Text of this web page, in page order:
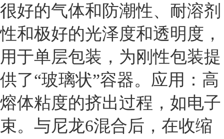
很好的气体和防潮性、耐溶剂
性和极好的光泽度和透明度，
用于单层包装，为刚性包装提
供了“玻璃状”容器。应用：高
熔体粘度的挤出过程，如电子
束。与尼龙6混合后，在收缩